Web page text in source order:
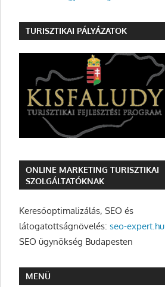
TURISZTIKAI PÁLYÁZATOK
ONLINE MARKETING TURISZTIKAI
SZOLGÁLTATÓKNAK
Keresőoptimalizálás, SEO és
látogatottságnövelés: seo-expert.hu
SEO ügynökség Budapesten
MENÜ